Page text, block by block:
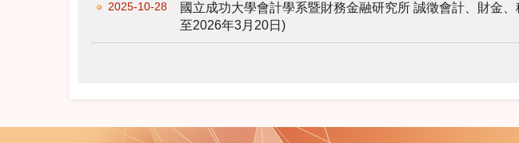
2025-10-28
國立成功大學會計學系暨財務金融研究所 誠徵會計、財金
至2026年3月20日)